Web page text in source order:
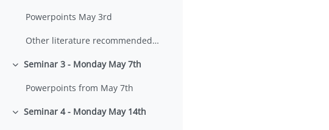
Powerpoints May 3rd
Other literature recommended in class May 3rd
Einklappen
Seminar 3 - Monday May 7th
Powerpoints from May 7th
Einklappen
Seminar 4 - Monday May 14th